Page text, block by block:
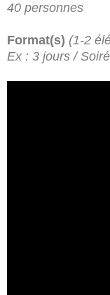
40 personnes
Format(s) (1-2
Ex : 3 jours /